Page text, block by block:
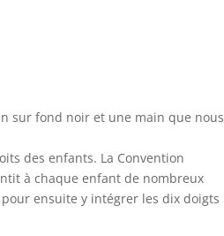
sur fond noir et une main que nous
des enfants. La Convention
à chaque enfant de nombreux
ensuite y intégrer les dix doigts